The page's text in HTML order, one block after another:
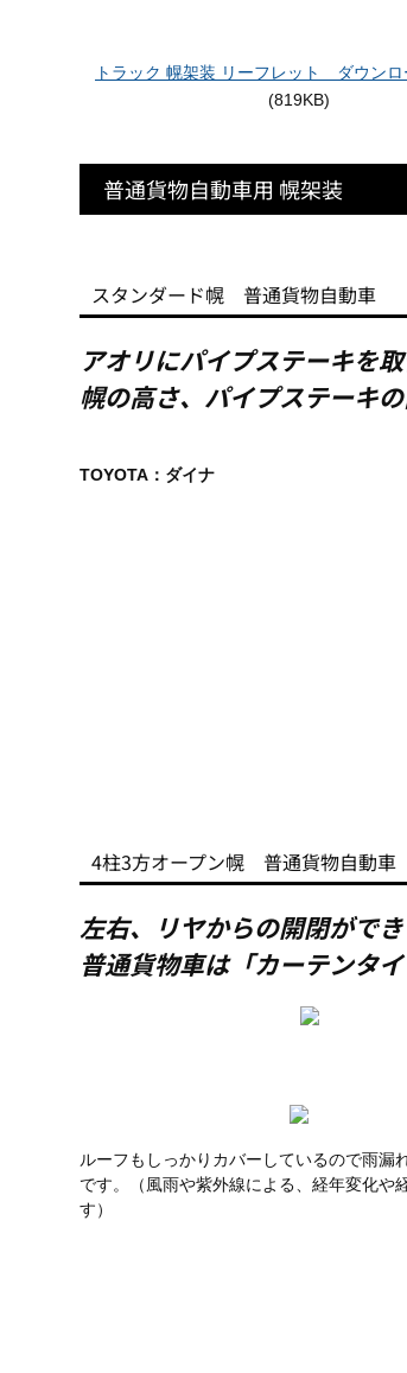
トラック 幌架装 リーフレット ダウンロ
(819KB)
普通貨物自動車用 幌架装
スタンダード幌 普通貨物自動車
アオリにパイプステーキを
幌の高さ、パイプステーキ
TOYOTA：ダイナ
4柱3方オープン幌 普通貨物自動車
左右、リヤからの開閉ができ
普通貨物車は「カーテンタイ
ルーフもしっかりカバーしているので雨漏
です。（風雨や紫外線による、経年変化や
す）